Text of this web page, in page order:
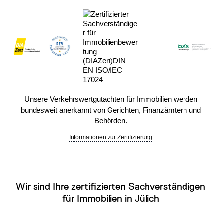
Unsere Verkehrswertgutachten für Immobilien werden
bundesweit anerkannt von Gerichten, Finanzämtern und
Behörden.
Informationen zur Zertifizierung
Wir sind Ihre zertifizierten Sachverständigen
für Immobilien in Jülich